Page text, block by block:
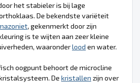
het stabieler is bij lage
De bekendste variëteit
, gekenmerkt door zijn
is te wijten aan zeer kleine
waaronderlood en water.
oogpunt behoort de microcline
De kristallen zijn over